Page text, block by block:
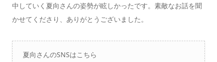
中していく夏向さんの姿勢が眩しかったです。素敵なお話を聞
かせてくださり、ありがとうございました。
夏向さんのSNSはこちら